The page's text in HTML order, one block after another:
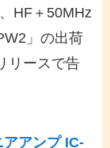
HF＋50MHz
」の出荷
リースで告
アンプ IC-